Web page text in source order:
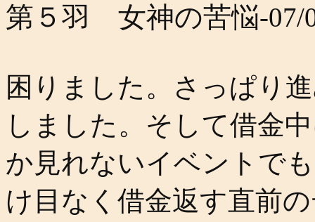
第５羽 女神の苦悩-07/
困りました。さっぱり
しました。そして借金
か見れないイベントで
け目なく借金返す直前